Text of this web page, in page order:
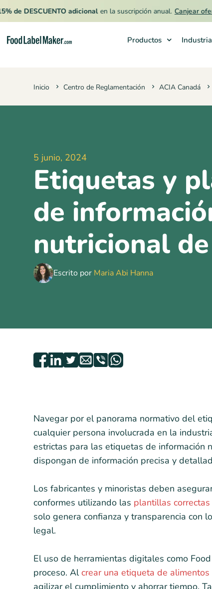
DESCUENTO adicional en la suscripción anual. Canjear oferta
Productos
Inicio Centro de Reglamentación ACIA Canadá
5 junio, 2024
Etiquetas y
de
nutricional
Escrito por Maria Abi Hanna
Navegar por el panorama normativo del
cualquier persona involucrada en la
estrictas para las etiquetas de información
dispongan de información precisa y
Los fabricantes y minoristas deben
conformes utilizando las plantillas
solo genera confianza y transparencia con
legal.
El uso de herramientas digitales como
proceso. Alcrear una etiqueta de alimentos
agilizar el cumplimiento y ahorrar tiempo.
Industrias